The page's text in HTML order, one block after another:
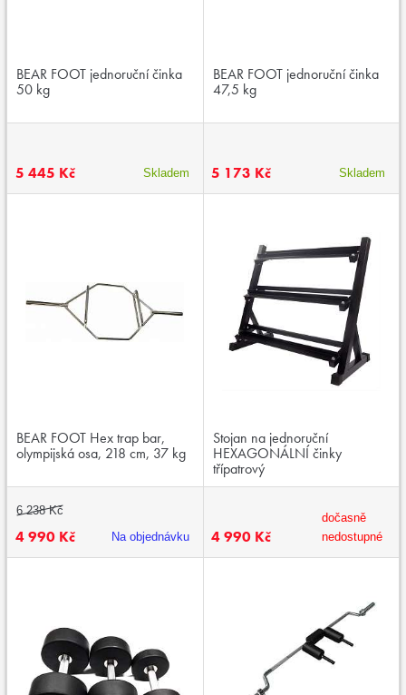
BEAR FOOT jednoruční činka
50 kg
5 445 Kč Skladem
BEAR FOOT jednoruční činka
47,5 kg
5 173 Kč Skladem
BEAR FOOT Hex trap bar,
olympijská osa, 218 cm, 37 kg
6 238 Kč
4 990 Kč Na objednávku
Stojan na jednoruční
HEXAGONÁLNÍ činky
třípatrový
4 990 Kč
dočasně
nedostupné